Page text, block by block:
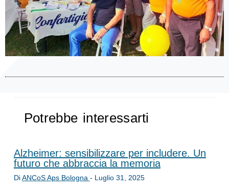
Potrebbe interessarti
Alzheimer: sensibilizzare per includere. Un
futuro che abbraccia la memoria
DiANCoS Aps Bologna - Luglio 31, 2025